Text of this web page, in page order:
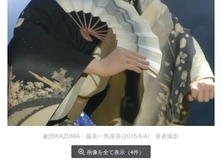
劇団KAZUMA・藤美一馬座長(2015/6/4) 筆者撮影
画像を全て表示（4件）